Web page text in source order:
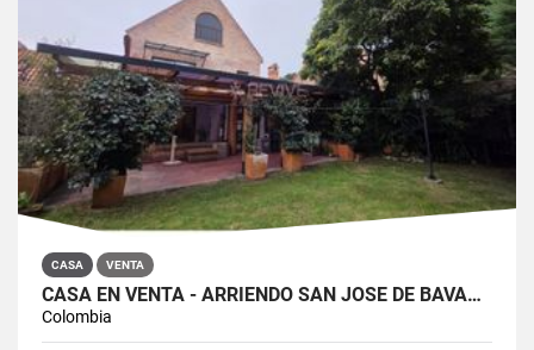
CASA VENTA
CASA EN VENTA - ARRIENDO SAN JOSÉ DE BAVARIA
Colombia